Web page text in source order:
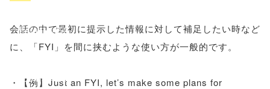
height=450,
menubar=no,
toolbar=no,
会話の中で最初に提示した情報に対して補足したい時など
に、「FYI」を間に挟むような使い方が一般的です。
・【例】Just an FYI, let’s make some plans for